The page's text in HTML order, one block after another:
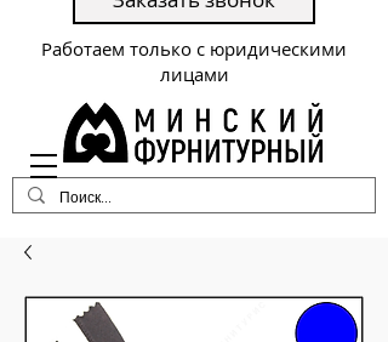
Работаем только с юридическими
лицами